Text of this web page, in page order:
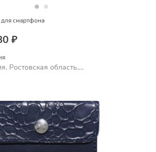
смартфона
₽
Ростовская область,